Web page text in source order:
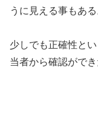
うに見える事もある
少しでも正確性と
当者から確認がで